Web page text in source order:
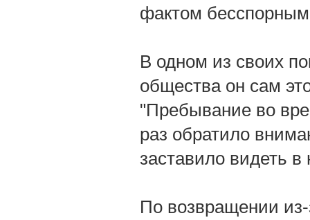
фактом
В одном из своих
общества он сам
"Пребывание во
раз обратило
заставило видеть в
По возвращении